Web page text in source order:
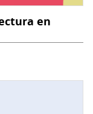
en